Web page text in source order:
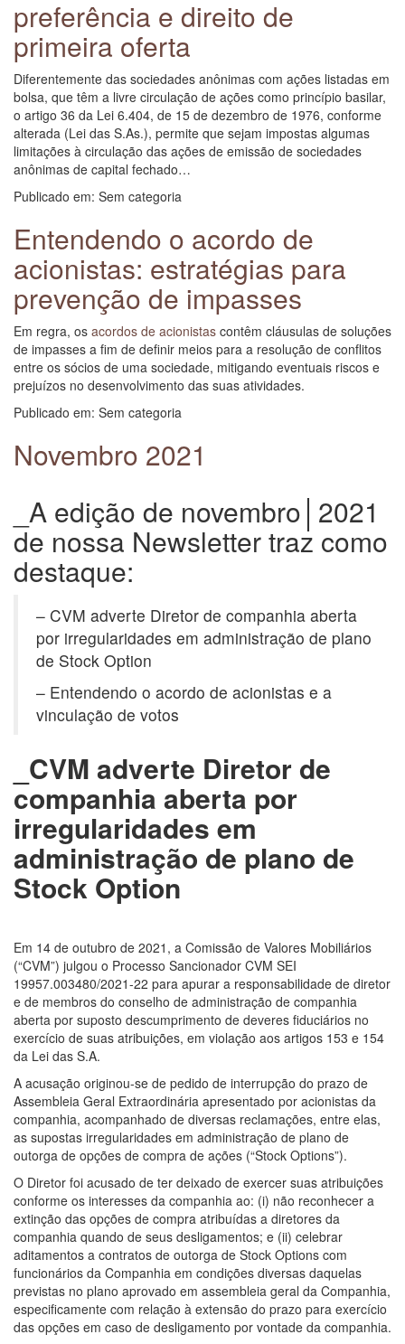
preferência e direito de
primeira oferta
Diferentemente das sociedades anônimas com ações listadas em
bolsa, que têm a livre circulação de ações como princípio basilar,
o artigo 36 da Lei 6.404, de 15 de dezembro de 1976, conforme
alterada (Lei das S.As.), permite que sejam impostas algumas
limitações à circulação das ações de emissão de sociedades
anônimas de capital fechado…
Publicado em: Sem categoria
Entendendo o acordo de
acionistas: estratégias para
prevenção de impasses
Em regra, os acordos de acionistas contêm cláusulas de soluções
de impasses a fim de definir meios para a resolução de conflitos
entre os sócios de uma sociedade, mitigando eventuais riscos e
prejuízos no desenvolvimento das suas atividades.
Publicado em: Sem categoria
Novembro 2021
_A edição de novembro│2021
de nossa Newsletter traz como
destaque:
– CVM adverte Diretor de companhia aberta
por irregularidades em administração de plano
de Stock Option
– Entendendo o acordo de acionistas e a
vinculação de votos
_CVM adverte Diretor de
companhia aberta por
irregularidades em
administração de plano de
Stock Option
Em 14 de outubro de 2021, a Comissão de Valores Mobiliários
(“CVM”) julgou o Processo Sancionador CVM SEI
19957.003480/2021-22 para apurar a responsabilidade de diretor
e de membros do conselho de administração de companhia
aberta por suposto descumprimento de deveres fiduciários no
exercício de suas atribuições, em violação aos artigos 153 e 154
da Lei das S.A.
A acusação originou-se de pedido de interrupção do prazo de
Assembleia Geral Extraordinária apresentado por acionistas da
companhia, acompanhado de diversas reclamações, entre elas,
as supostas irregularidades em administração de plano de
outorga de opções de compra de ações (“Stock Options”).
O Diretor foi acusado de ter deixado de exercer suas atribuições
conforme os interesses da companhia ao: (i) não reconhecer a
extinção das opções de compra atribuídas a diretores da
companhia quando de seus desligamentos; e (ii) celebrar
aditamentos a contratos de outorga de Stock Options com
funcionários da Companhia em condições diversas daquelas
previstas no plano aprovado em assembleia geral da Companhia,
especificamente com relação à extensão do prazo para exercício
das opções em caso de desligamento por vontade da companhia.